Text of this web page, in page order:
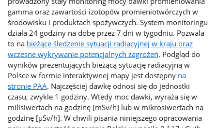
gamma oraz zawartości izotopów promieniotwórczych w
środowisku i produktach spożywczych. System monitoringu
działa 24 godziny na dobę przez 7 dni w tygodniu. Pozwala
to na bieżące śledzenie sytuacji radiacyjnej w kraju oraz
wczesne wykrywanie potencjalnych zagrożeń. Podgląd do
wyników prezentujących bieżącą sytuację radiacyjną w
Polsce w formie interaktywnej mapy jest dostępny na
stronie PAA. Najczęściej dawkę odnosi się do jednostki
czasu, zwykle 1 godziny. Wtedy moc dawki, wyraża się w
milisiwertach na godzinę [mSv/h] lub w mikrosiwertach na
godzinę [µSv/h]. W chwili pisania niniejszego opracowania